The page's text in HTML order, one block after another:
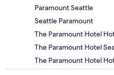
Paramount Seattle
Seattle Paramount
The Paramount Hotel
The Paramount Hotel
The Paramount Hotel